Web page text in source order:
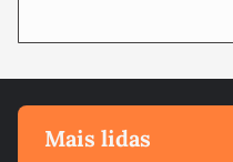
Mais lidas